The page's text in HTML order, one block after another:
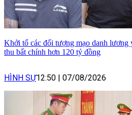
Khởi tố các đối tượng mạo danh lương
thu bất chính hơn 120 tỷ đồng
HÌNH SỰ12:50 | 07/08/2026